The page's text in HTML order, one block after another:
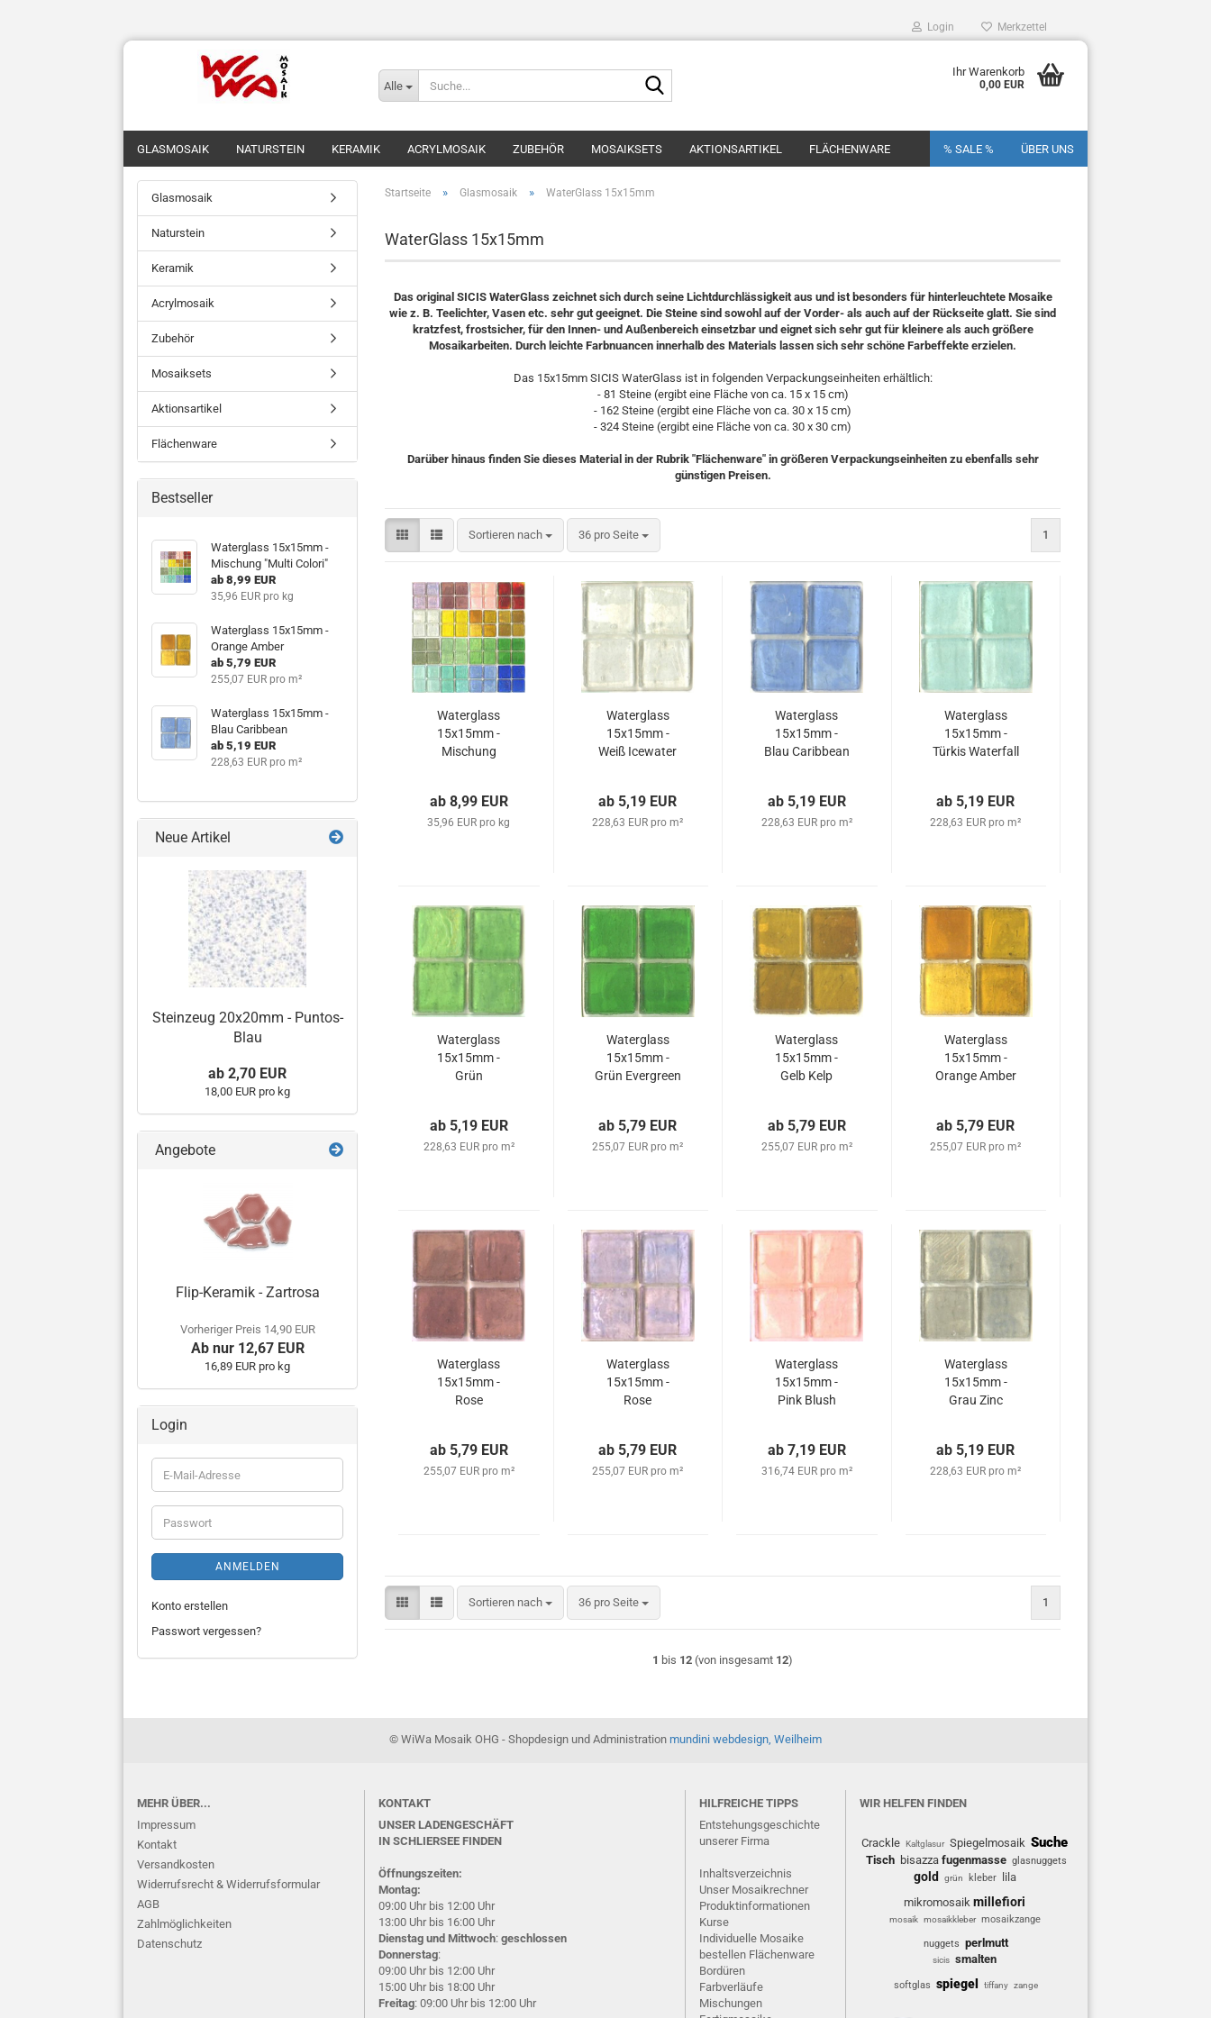
Login Merkzettel
Alle
Ihr Warenkorb
0,00 EUR
GLASMOSAIK NATURSTEIN KERAMIK ACRYLMOSAIK ZUBEHÖR MOSAIKSETS AKTIONSARTIKEL FLÄCHENWARE % SALE % ÜBER UNS
Startseite » Glasmosaik » WaterGlass 15x15mm
WaterGlass 15x15mm
Das original SICIS WaterGlass zeichnet sich durch seine Lichtdurchlässigkeit aus und ist besonders für hinterleuchtete Mosaike
wie z. B. Teelichter, Vasen etc. sehr gut geeignet. Die Steine sind sowohl auf der Vorder- als auch auf der Rückseite glatt. Sie sind
kratzfest, frostsicher, für den Innen- und Außenbereich einsetzbar und eignet sich sehr gut für kleinere als auch größere
Mosaikarbeiten. Durch leichte Farbnuancen innerhalb des Materials lassen sich sehr schöne Farbeffekte erzielen.
Das 15x15mm SICIS WaterGlass ist in folgenden Verpackungseinheiten erhältlich:
- 81 Steine (ergibt eine Fläche von ca. 15 x 15 cm)
- 162 Steine (ergibt eine Fläche von ca. 30 x 15 cm)
- 324 Steine (ergibt eine Fläche von ca. 30 x 30 cm)
Darüber hinaus finden Sie dieses Material in der Rubrik "Flächenware" in größeren Verpackungseinheiten zu ebenfalls sehr
günstigen Preisen.
Sortieren nach
Sortieren nach 36 pro Seite
pro Seite 1
Waterglass
15x15mm -
Mischung
ab 8,99 EUR
35,96 EUR pro kg
Waterglass
15x15mm -
Weiß Icewater
ab 5,19 EUR
228,63 EUR pro m²
Waterglass
15x15mm -
Blau Caribbean
ab 5,19 EUR
228,63 EUR pro m²
Waterglass
15x15mm -
Türkis Waterfall
ab 5,19 EUR
228,63 EUR pro m²
Waterglass
15x15mm -
Grün
ab 5,19 EUR
228,63 EUR pro m²
Waterglass
15x15mm -
Grün Evergreen
ab 5,79 EUR
255,07 EUR pro m²
Waterglass
15x15mm -
Gelb Kelp
ab 5,79 EUR
255,07 EUR pro m²
Waterglass
15x15mm -
Orange Amber
ab 5,79 EUR
255,07 EUR pro m²
Waterglass
15x15mm -
Rose
ab 5,79 EUR
255,07 EUR pro m²
Waterglass
15x15mm -
Rose
ab 5,79 EUR
255,07 EUR pro m²
Waterglass
15x15mm -
Pink Blush
ab 7,19 EUR
316,74 EUR pro m²
Waterglass
15x15mm -
Grau Zinc
ab 5,19 EUR
228,63 EUR pro m²
Sortieren nach
Sortieren nach 36 pro Seite
pro Seite 1
1 bis 12 (von insgesamt 12)
Glasmosaik
Naturstein
Keramik
Acrylmosaik
Zubehör
Mosaiksets
Aktionsartikel
Flächenware
Bestseller
Waterglass 15x15mm -
Mischung "Multi Colori"
ab 8,99 EUR
35,96 EUR pro kg
Waterglass 15x15mm -
Orange Amber
ab 5,79 EUR
255,07 EUR pro m²
Waterglass 15x15mm -
Blau Caribbean
ab 5,19 EUR
228,63 EUR pro m²
Neue Artikel
Steinzeug 20x20mm - Puntos-
Blau
ab 2,70 EUR
18,00 EUR pro kg
Angebote
Flip-Keramik - Zartrosa
Vorheriger Preis 14,90 EUR
Ab nur 12,67 EUR
16,89 EUR pro kg
Login
E-
Mail-
Adresse
Passwort
ANMELDEN
Konto erstellen
Passwort vergessen?
© WiWa Mosaik OHG - Shopdesign und Administration mundini webdesign, Weilheim
MEHR ÜBER...
Impressum
Kontakt
Versandkosten
Widerrufsrecht & Widerrufsformular
AGB
Zahlmöglichkeiten
Datenschutz
KONTAKT
UNSER LADENGESCHÄFT
IN SCHLIERSEEFINDEN
Öffnungszeiten:
Montag:
09:00 Uhr bis 12:00 Uhr
13:00 Uhr bis 16:00 Uhr
Dienstag und Mittwoch: geschlossen
Donnerstag:
09:00 Uhr bis 12:00 Uhr
15:00 Uhr bis 18:00 Uhr
Freitag: 09:00 Uhr bis 12:00 Uhr
HILFREICHE TIPPS
Entstehungsgeschichte
unserer Firma
Inhaltsverzeichnis
Unser Mosaikrechner
Produktinformationen
Kurse
Individuelle Mosaike
bestellen Flächenware
Bordüren
Farbverläufe
Mischungen
WIR HELFEN FINDEN
Crackle Kaltglasur Spiegelmosaik Suche
Tisch bisazza fugenmasse glasnuggets
gold grün kleber
lila
mikromosaik millefiori
mosaik mosaikkleber mosaikzange
nuggets perlmutt
sicis smalten
softglas spiegel tiffany zange